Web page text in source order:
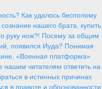
Как удалось бесполому
нашего брата, купить
руку нож?! Посему за общим
появился Иуда? Понимая
«Военная платформа»
читателям ответить на
в истинных причинах
в правоте и обоснованности